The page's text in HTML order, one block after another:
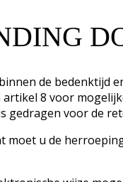
de bedenktijd
8 voor
gedragen voor de
u de